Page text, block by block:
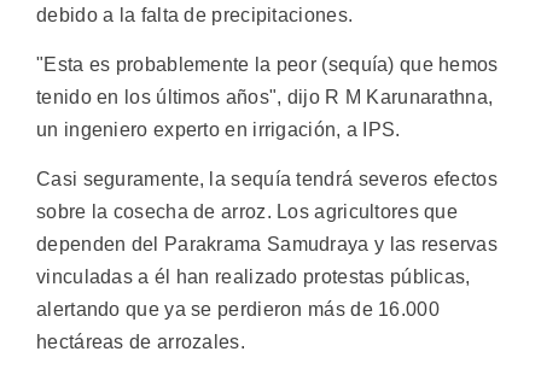
debido a la falta de precipitaciones.
"Esta es probablemente la peor (sequía) que hemos
tenido en los últimos años", dijo R M Karunarathna,
un ingeniero experto en irrigación, a IPS.
Casi seguramente, la sequía tendrá severos efectos
sobre la cosecha de arroz. Los agricultores que
dependen del Parakrama Samudraya y las reservas
vinculadas a él han realizado protestas públicas,
alertando que ya se perdieron más de 16.000
hectáreas de arrozales.